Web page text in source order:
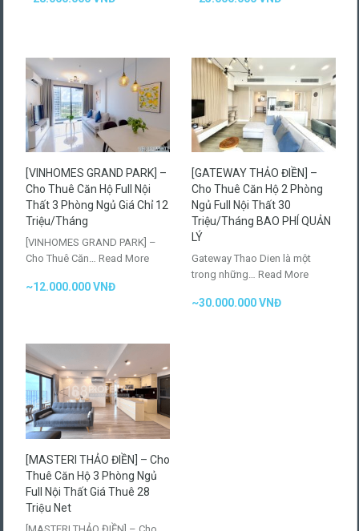
[VINHOMES GRAND PARK] –
Cho Thuê Căn Hộ Full Nội
Thất 3 Phòng Ngủ Giá Chỉ 12
Triệu/Tháng
[VINHOMES GRAND PARK] –
Cho Thuê Căn… Read More
~12.000.000 VNĐ
[GATEWAY THẢO ĐIỀN] –
Cho Thuê Căn Hộ 2 Phòng
Ngủ Full Nội Thất 30
Triệu/Tháng BAO PHÍ QUẢN
LÝ
Gateway Thao Dien là một
trong những… Read More
~30.000.000 VNĐ
[MASTERI THẢO ĐIỀN] – Cho
Thuê Căn Hộ 3 Phòng Ngủ
Full Nội Thất Giá Thuê 28
Triệu Net